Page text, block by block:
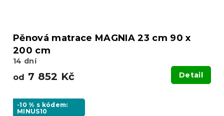
Pěnová matrace MAGNIA 23 cm 90 x
200 cm
14 dní
od 7 852 Kč Detail
-10 % s kódem:
MINUS10